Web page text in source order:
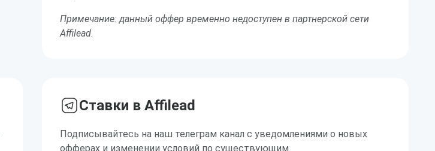
Примечание: данный оффер временно недоступен в партнерской сети
Affilead.
Ставки в Affilead
Подписывайтесь на наш телеграм канал с уведомлениями о новых
офферах и изменении условий по существующим.